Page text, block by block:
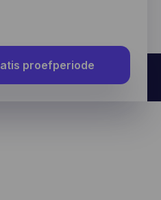
proefperiode